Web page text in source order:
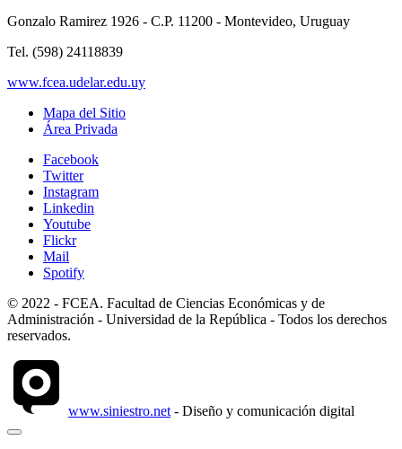
Gonzalo Ramirez 1926 - C.P. 11200 - Montevideo, Uruguay
Tel. (598) 24118839
www.fcea.udelar.edu.uy
Mapa del Sitio
Área Privada
Facebook
Twitter
Instagram
Linkedin
Youtube
Flickr
Mail
Spotify
© 2022 - FCEA. Facultad de Ciencias Económicas y de
Administración - Universidad de la República - Todos los derechos
reservados.
www.siniestro.net - Diseño y comunicación digital